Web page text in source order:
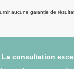
aucune garantie de
consultation